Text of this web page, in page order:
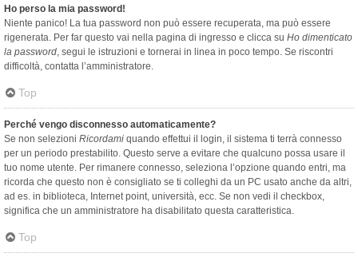
Ho perso la mia password!
Niente panico! La tua password non può essere recuperata, ma può essere
rigenerata. Per far questo vai nella pagina di ingresso e clicca su Ho dimenticato
la password, segui le istruzioni e tornerai in linea in poco tempo. Se riscontri
difficoltà, contatta l’amministratore.
Top
Perché vengo disconnesso automaticamente?
Se non selezioni Ricordami quando effettui il login, il sistema ti terrà connesso
per un periodo prestabilito. Questo serve a evitare che qualcuno possa usare il
tuo nome utente. Per rimanere connesso, seleziona l’opzione quando entri, ma
ricorda che questo non è consigliato se ti colleghi da un PC usato anche da altri,
ad es. in biblioteca, Internet point, università, ecc. Se non vedi il checkbox,
significa che un amministratore ha disabilitato questa caratteristica.
Top